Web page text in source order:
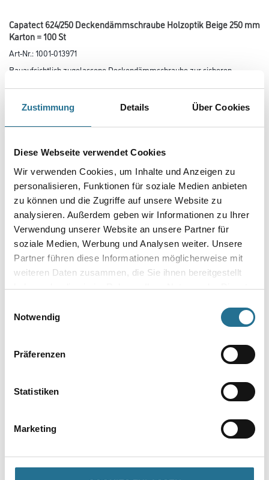
Zustimmung Details Über Cookies
Diese Webseite verwendet Cookies
Wir verwenden Cookies, um Inhalte und Anzeigen zu
personalisieren, Funktionen für soziale Medien anbieten
zu können und die Zugriffe auf unsere Website zu
analysieren. Außerdem geben wir Informationen zu Ihrer
Verwendung unserer Website an unsere Partner für
soziale Medien, Werbung und Analysen weiter. Unsere
Partner führen diese Informationen möglicherweise mit
weiteren Daten zusammen, die Sie ihnen bereitgestellt
haben oder die sie im Rahmen Ihrer Nutzung der Dienste
Notwendig
Präferenzen
Statistiken
Marketing
Capatect 624/250 Deckendämmschraube Holzoptik Beige 250 mm
Karton = 100 St
Art-Nr.:1001-013971
Bauaufsichtlich zugelassene Deckendämmschraube zur sicheren
Gebinde
Variante
Umrechnungsfaktoren
ZUSATZINFOS
GEFAHRENHINWEISE
DATENBLÄTTER